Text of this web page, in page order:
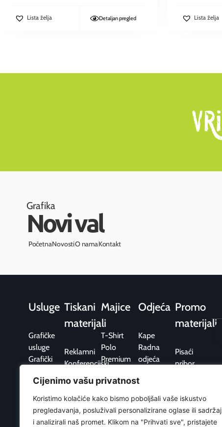
Cijenimo vašu privatnost
Koristimo kolačiće kako bismo poboljšali vaše iskustvo
pregledavanja, posluživali personalizirane oglase ili sadržaj
i analizirali naš promet. Klikom na "Prihvati sve", pristajete
Lista želja Detaljan pregled Lista želja
Grafika
Novi val
PočetnaNovostiO namaKontakt
Usluge
Grafičke
usluge
Grafički
Grafička
priprema
Web
Tiskani
materijali
Reklamni
Konferencijski
Uredski
Ambalaža
Pos / Point
of Sale
Majice
T-Shirt
Polo
Premium
Sport
Odjeća
Kape
Radna
odjeća
hoodice
Sport
Flis
Jakne i
Promo
materijali
Pisaći
pribor
Kišobrani
Hobi i
slobodno